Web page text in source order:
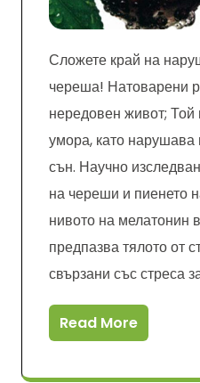
Сложете край на
череша! Натоварени
нередовен живот;
умора, като
сън. Научно
на череши и пиенето
нивото на мелатонин
предпазва тялото от
свързани със стреса
Read More